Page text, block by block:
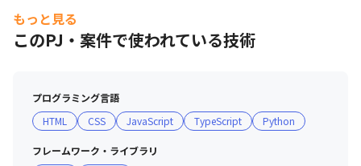
■ 株式会社Helpfeelが大切にしている3つの価値観
Helpfeelは、目的を持って仕事をすることが好きな自立し
たメンバーが、自らの意思で考え、行動し、ひとりひとり
が組織のミッションの達成に責任を持つ集団です。
もっと見る
このPJ・案件で使われている技術
プログラミング言語
HTML
CSS JavaScript TypeScript Python
フレームワーク・ライブラリ